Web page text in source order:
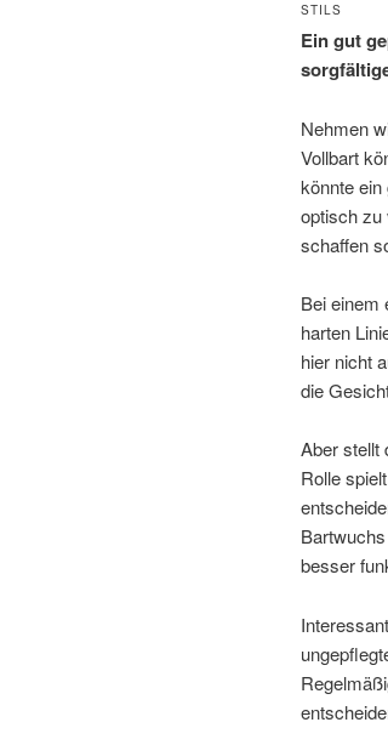
STILS
Ein gut
Nehmen
Vollbart
könnte
optisch zu
schaffen
Bei einem
harten
hier nicht
die
Aber stellt
Rolle
besser